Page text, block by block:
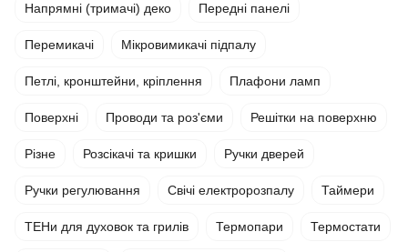
Напрямні (тримачі) деко Передні панелі
Перемикачі Мікровимикачі підпалу
Петлі, кронштейни, кріплення Плафони ламп
Поверхні Проводи та роз'єми Решітки на поверхню
Різне Розсікачі та кришки Ручки дверей
Ручки регулювання Свічі електророзпалу Таймери
ТЕНи для духовок та грилів Термопари Термостати